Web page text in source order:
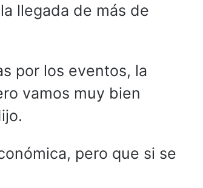
llegada de más de
por los eventos, la
vamos muy bien
pero que si se